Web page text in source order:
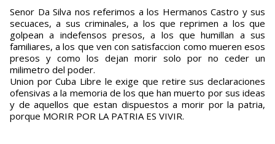
Senor Da Silva nos referimos a los Hermanos Castro y sus
secuaces, a sus criminales, a los que reprimen a los que
golpean a indefensos presos, a los que humillan a sus
familiares, a los que ven con satisfaccion como mueren esos
presos y como los dejan morir solo por no ceder un
milimetro del poder.
Union por Cuba Libre le exige que retire sus declaraciones
ofensivas a la memoria de los que han muerto por sus ideas
y de aquellos que estan dispuestos a morir por la patria,
porque MORIR POR LA PATRIA ES VIVIR.